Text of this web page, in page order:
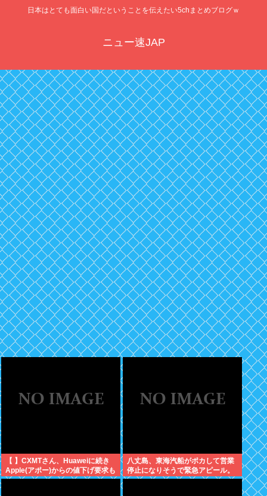
日本はとても面白い国だということを伝えたい5chまとめブログｗ
ニュー速JAP
【 】CXMTさん、Huaweiに続き
Apple(アポー)からの値下げ要求も
拒否！！！半導体バボー継続
八丈島、東海汽船がポカして営業
停止になりそうで緊急アピール。
生活物資が届かなくなるかも。ア